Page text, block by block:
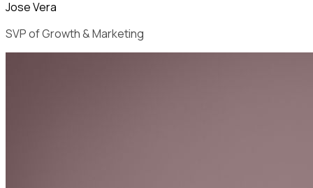
Jose Vera
SVP of Growth & Marketing